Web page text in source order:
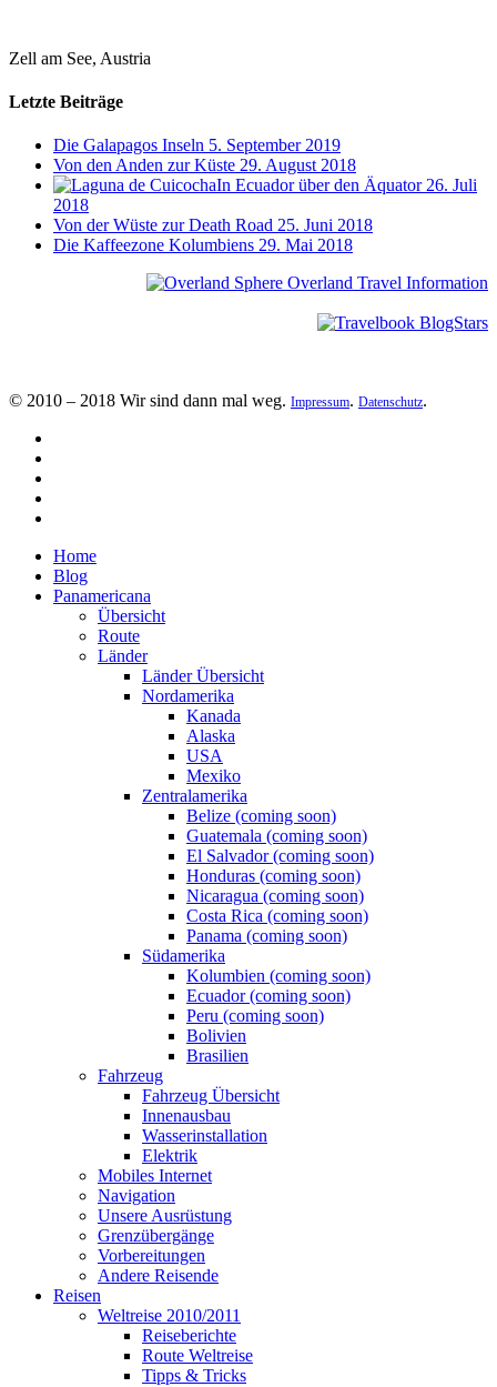
Zell am See, Austria
Letzte Beiträge
Die Galapagos Inseln 5. September 2019
Von den Anden zur Küste 29. August 2018
In Ecuador über den Äquator 26. Juli
2018
Von der Wüste zur Death Road 25. Juni 2018
Die Kaffeezone Kolumbiens 29. Mai 2018
© 2010 – 2018 Wir sind dann mal weg. Impressum. Datenschutz.
Home
Blog
Panamericana
Übersicht
Route
Länder
Länder Übersicht
Nordamerika
Kanada
Alaska
USA
Mexiko
Zentralamerika
Belize (coming soon)
Guatemala (coming soon)
El Salvador (coming soon)
Honduras (coming soon)
Nicaragua (coming soon)
Costa Rica (coming soon)
Panama (coming soon)
Südamerika
Kolumbien (coming soon)
Ecuador (coming soon)
Peru (coming soon)
Bolivien
Brasilien
Fahrzeug
Fahrzeug Übersicht
Innenausbau
Wasserinstallation
Elektrik
Mobiles Internet
Navigation
Unsere Ausrüstung
Grenzübergänge
Vorbereitungen
Andere Reisende
Reisen
Weltreise 2010/2011
Reiseberichte
Route Weltreise
Tipps & Tricks